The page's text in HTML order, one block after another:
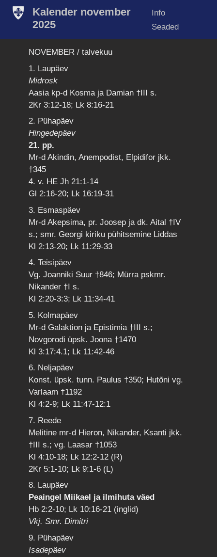
Kalender november
2025
Info
Seaded
NOVEMBER / talvekuu
1. Laupäev
Midrosk
Aasia kp-d Kosma ja Damian †III s.
2Kr 3:12-18; Lk 8:16-21
2. Pühapäev
Hingedepäev
21. pp.
Mr-d Akindin, Anempodist, Elpidifor jkk.
†345
4. v. HE Jh 21:1-14
Gl 2:16-20; Lk 16:19-31
3. Esmaspäev
Mr-d Akepsima, pr. Joosep ja dk. Aital †IV
s.; smr. Georgi kiriku pühitsemine Liddas
Kl 2:13-20; Lk 11:29-33
4. Teisipäev
Vg. Joanniki Suur †846; Mürra pskmr.
Nikander †I s.
Kl 2:20-3:3; Lk 11:34-41
5. Kolmapäev
Mr-d Galaktion ja Epistimia †III s.;
Novgorodi üpsk. Joona †1470
Kl 3:17:4.1; Lk 11:42-46
6. Neljapäev
Konst. üpsk. tunn. Paulus †350; Hutõni vg.
Varlaam †1192
Kl 4:2-9; Lk 11:47-12:1
7. Reede
Melitine mr-d Hieron, Nikander, Ksanti jkk.
†III s.; vg. Laasar †1053
Kl 4:10-18; Lk 12:2-12 (R)
2Kr 5:1-10; Lk 9:1-6 (L)
8. Laupäev
Peaingel Miikael ja ilmihuta väed
Hb 2:2-10; Lk 10:16-21 (inglid)
Vkj. Smr. Dimitri
9. Pühapäev
Isadepäev